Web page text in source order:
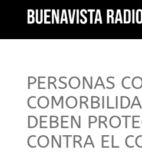
PERSONAS
DEBEN
CONTRA EL